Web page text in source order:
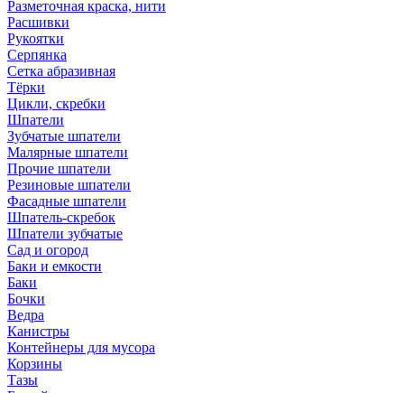
Разметочная краска, нити
Расшивки
Рукоятки
Серпянка
Сетка абразивная
Тёрки
Цикли, скребки
Шпатели
Зубчатые шпатели
Малярные шпатели
Прочие шпатели
Резиновые шпатели
Фасадные шпатели
Шпатель-скребок
Шпатели зубчатые
Сад и огород
Баки и емкости
Баки
Бочки
Ведра
Канистры
Контейнеры для мусора
Корзины
Тазы